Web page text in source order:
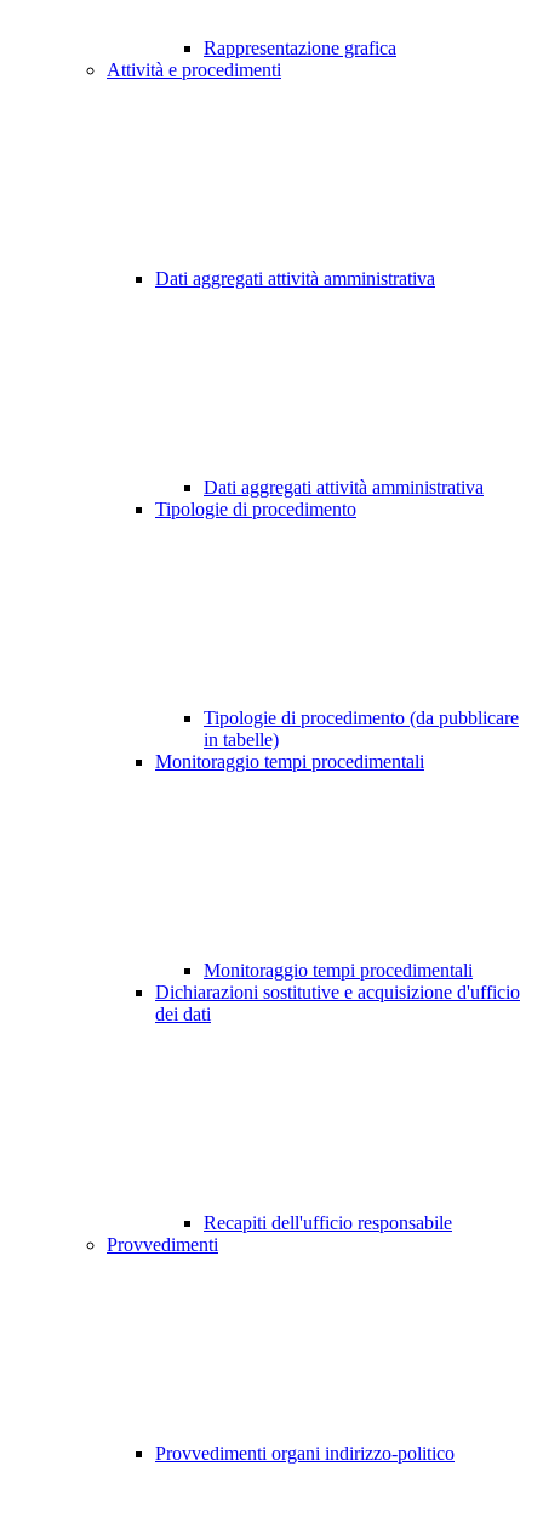
Rappresentazione grafica
Attività e procedimenti
Dati aggregati attività amministrativa
Dati aggregati attività amministrativa
Tipologie di procedimento
Tipologie di procedimento (da pubblicare
in tabelle)
Monitoraggio tempi procedimentali
Monitoraggio tempi procedimentali
Dichiarazioni sostitutive e acquisizione d'ufficio
dei dati
Recapiti dell'ufficio responsabile
Provvedimenti
Provvedimenti organi indirizzo-politico